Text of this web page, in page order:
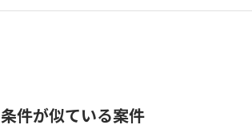
条件が似ている案件